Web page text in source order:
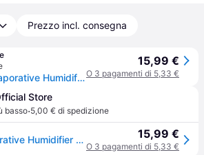
Prezzo incl. consegna
Xiaomi Smart Evaporative Humidifier Filter
15,99 €
O 3 pagamenti di 5,33 €
Store
basso·5,00 € di spedizione
Xiaomi Smart Evaporative Humidifier Filter 15,99 €
O 3 pagamenti di 5,33 €